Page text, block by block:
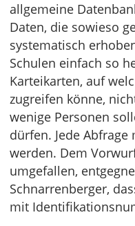
allgemeine
Daten, die sowieso
systematisch
Schulen einfach so
Karteikarten, auf
zugreifen könne,
wenige Personen
dürfen. Jede
werden. Dem
umgefallen,
Schnarrenberger,
mit